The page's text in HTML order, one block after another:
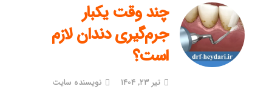
چند وقت یکبار
جرم‌گیری دندان لازم
است؟
تیر ۲۳, ۱۴۰۴
نویسنده سایت